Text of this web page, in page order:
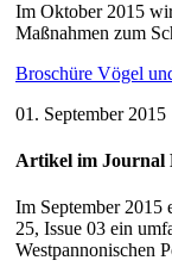
Im Oktober 2015
Maßnahmen zum
Broschüre Vögel
01. September 2015
Artikel im Journal
Im September 2015
25, Issue 03 ein
Westpannonischen